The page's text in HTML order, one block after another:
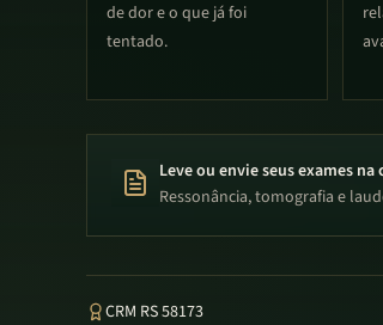
de dor e o que já foi
tentado.
Leve ou envie seus exames na
Ressonância, tomografia e
CRM RS 58173